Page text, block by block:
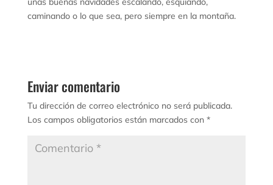
caminando o lo que sea, pero siempre en la montaña.
Enviar comentario
Tu dirección de correo electrónico no será publicada.
Los campos obligatorios están marcados con *